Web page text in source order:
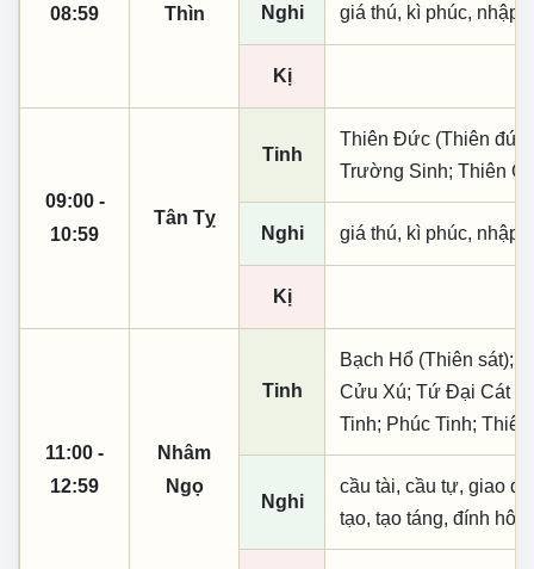
08:59
Thìn
Nghi giá thú, kì phúc, nhập
Kị
09:00 -
10:59
Tân Tỵ
Tinh
Thiên Đức (Thiên
Trường Sinh; Thiên
Nghi giá thú, kì phúc, nhập
Kị
11:00 -
12:59
Nhâm
Ngọ
Tinh
Bạch Hổ (Thiên sát);
Cửu Xú; Tứ Đại Cát
Tinh; Phúc Tinh;
Nghi
cầu tài, cầu tự, giao
tạo, tạo táng, đính hôn